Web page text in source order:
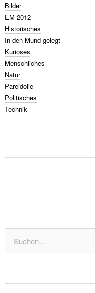
Bilder
EM 2012
Historisches
In den Mund gelegt
Kurioses
Menschliches
Natur
Pareidolie
Politisches
Technik